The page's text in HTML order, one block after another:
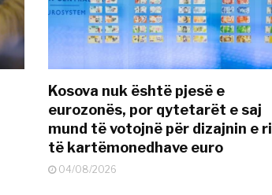
Kosova nuk është pjesë e
eurozonës, por qytetarët e saj
mund të votojnë për dizajnin e ri
të kartëmonedhave euro
04/08/2026